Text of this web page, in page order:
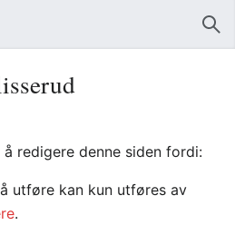
Søk
redigere denne siden fordi:
utføre kan kun utføres av
.